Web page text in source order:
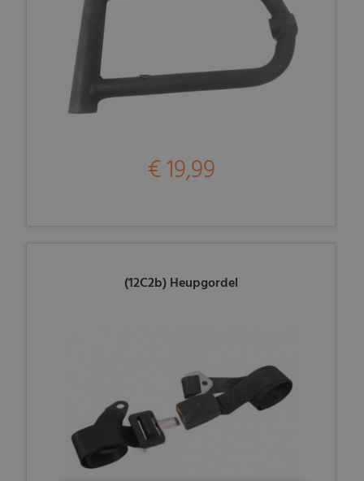
€ 19,99
(12C2b) Heupgordel